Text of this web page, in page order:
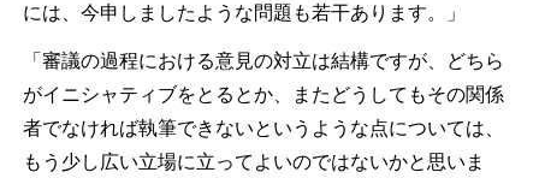
には、今申しましたような問題も若干あります。」
「審議の過程における意見の対立は結構ですが、どちら
がイニシャティブをとるとか、またどうしてもその関係
者でなければ執筆できないというような点については、
もう少し広い立場に立ってよいのではないかと思いま